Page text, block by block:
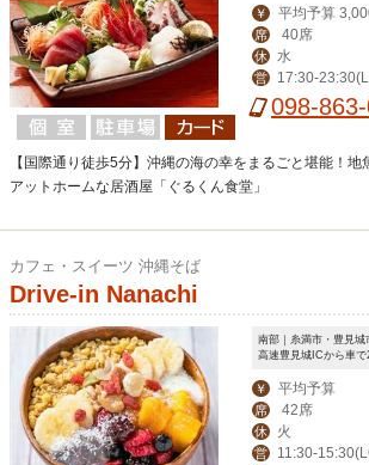
￥ 平均予算
席 40席
休 水
営 17:30-
098-
【国際通り徒歩5分】沖縄の海の幸をまるごと堪能！
アットホームな居酒屋「ぐるくん食堂」
カフェ・スイーツ 沖縄そば
Drive-in Nanachi
南部｜糸満市・豊見城
高速豊見城ICから車で
￥ 平均予算
席 42席
休 火
営 11:30-